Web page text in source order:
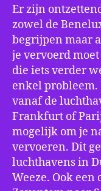
Er zijn
zowel de
begrijpen maar
je vervoerd
die iets verder
enkel
vanaf de
Frankfurt of
mogelijk om je
vervoeren. Dit
luchthavens in
Weeze. Ook